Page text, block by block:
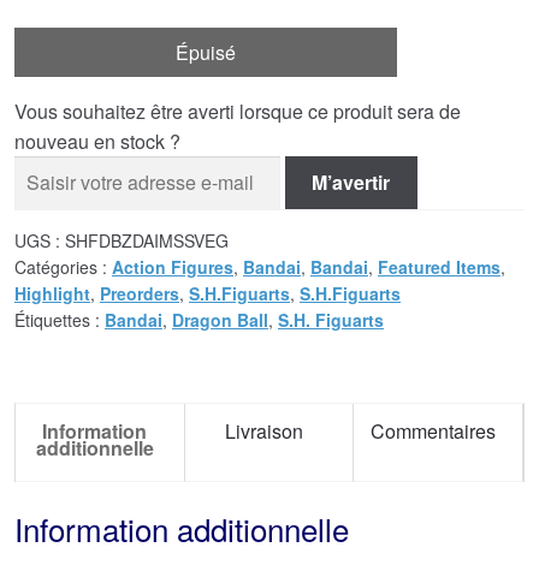
Épuisé
Vous souhaitez être averti lorsque ce produit sera de
nouveau en stock ?
M’avertir
UGS : SHFDBZDAIMSSVEG
Catégories : Action Figures, Bandai, Bandai, Featured Items,
Highlight, Preorders, S.H.Figuarts, S.H.Figuarts
Étiquettes : Bandai, Dragon Ball, S.H. Figuarts
Information
additionnelle
Livraison Commentaires
Information additionnelle